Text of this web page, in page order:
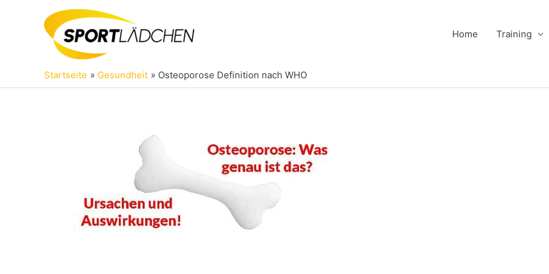
Home Training
Startseite Gesundheit Osteoporose Definition nach WHO